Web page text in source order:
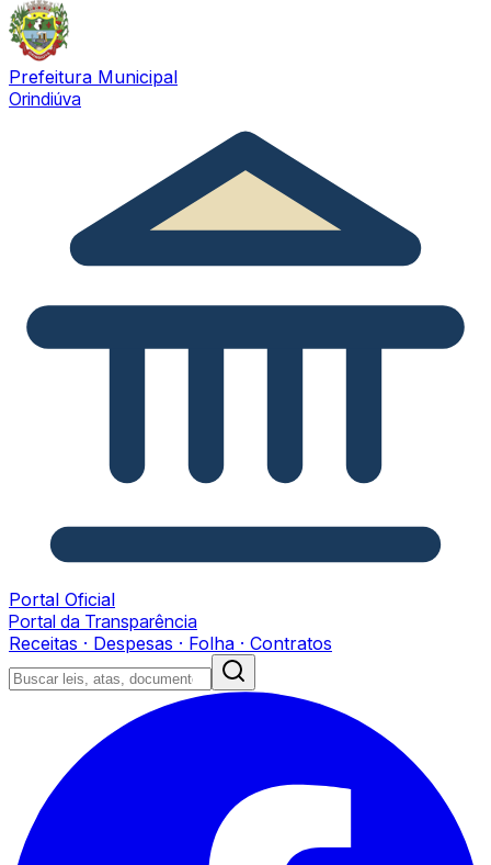
Prefeitura Municipal
Orindiúva
Portal Oficial
Portal da Transparência
Receitas · Despesas · Folha · Contratos